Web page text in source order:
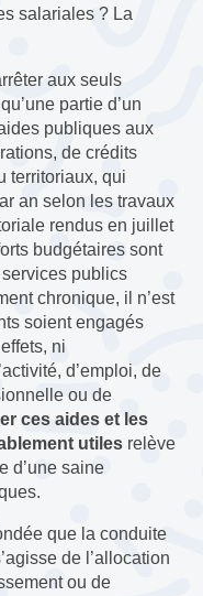
salariales ? La
aux seuls
partie d’un
publiques aux
de crédits
territoriaux, qui
an selon les travaux
rendus en juillet
budgétaires sont
publics
chronique, il n’est
soient engagés
ni
d’emploi, de
ou de
ces aides et les
utiles relève
d’une saine
que la conduite
de l’allocation
ou de